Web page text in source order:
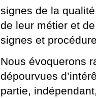
signes de la
de leur métier et
signes et
Nous évoquerons
dépourvues
partie,